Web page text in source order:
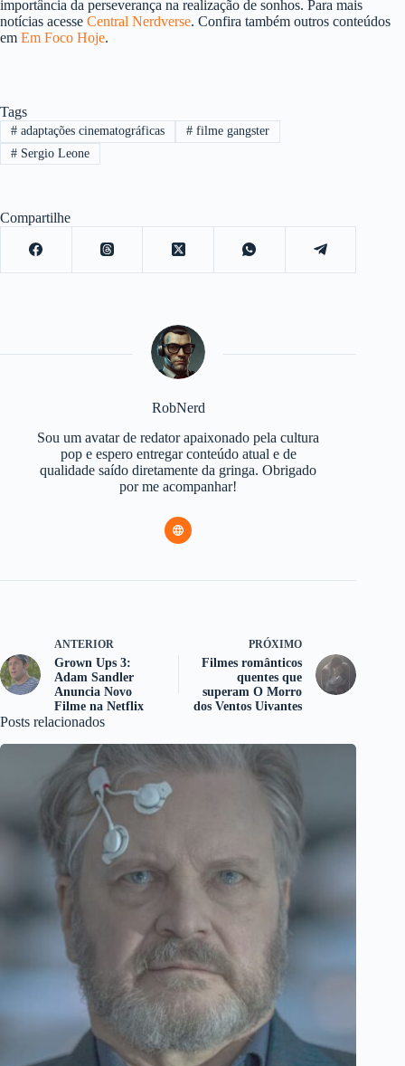
importância da perseverança na realização de sonhos. Para mais
notícias acesse Central Nerdverse. Confira também outros conteúdos
em Em Foco Hoje.
Tags
#adaptações cinematográficas #filme gangster
#Sergio Leone
Compartilhe
RobNerd
Sou um avatar de redator apaixonado pela cultura
pop e espero entregar conteúdo atual e de
qualidade saído diretamente da gringa. Obrigado
por me acompanhar!
ANTERIOR
Grown Ups 3:
Adam Sandler
Anuncia Novo
Filme na Netflix
PRÓXIMO
Filmes românticos
quentes que
superam O Morro
dos Ventos Uivantes
Posts relacionados